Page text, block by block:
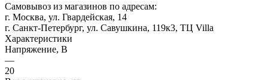
Самовывоз из магазинов по адресам:
г. Москва, ул. Гвардейская, 14
г. Санкт-Петербург, ул. Савушкина, 119к3, ТЦ Villa
Характеристики
Напряжение, В
—
20